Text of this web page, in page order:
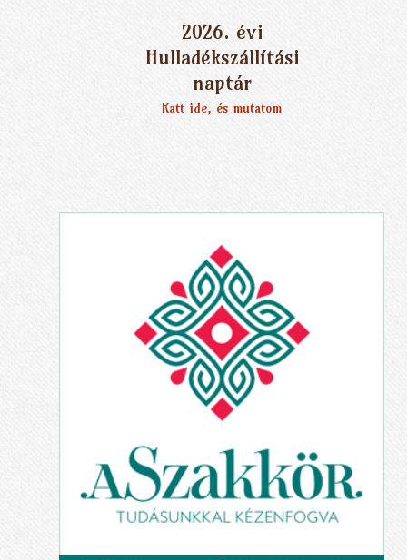
2026. évi
Hulladékszállítási
naptár
Katt ide, és mutatom